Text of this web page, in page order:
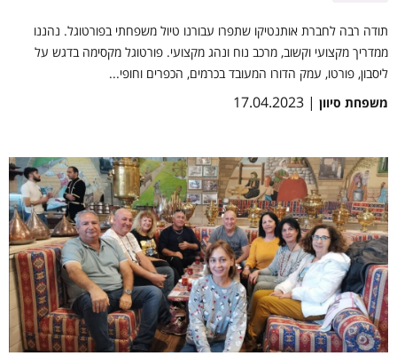
תודה רבה לחברת אותנטיקו שתפרו עבורנו טיול משפחתי בפורטוגל. נהננו
ממדריך מקצועי וקשוב, מרכב נוח ונהג מקצועי. פורטוגל מקסימה בדגש על
ליסבון, פורטו, עמק הדורו המעובד בכרמים, הכפרים וחופי...
משפחת סיוון | 17.04.2023